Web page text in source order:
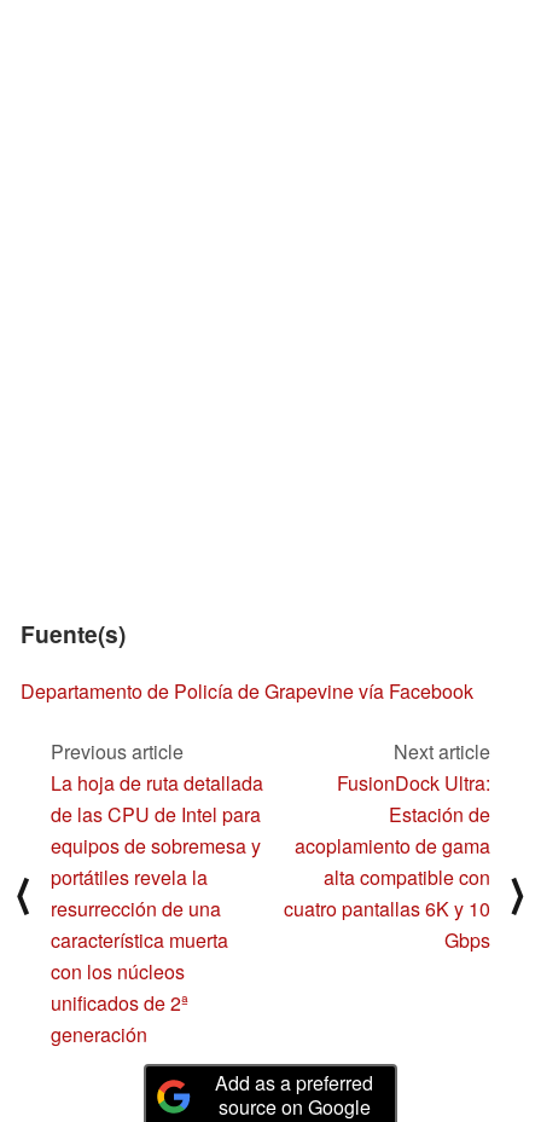
Fuente(s)
Departamento de Policía de Grapevine vía Facebook
⟨
Previous article
La hoja de ruta detallada
de las CPU de Intel para
equipos de sobremesa y
portátiles revela la
resurrección de una
característica muerta
con los núcleos
unificados de 2ª
generación
Next article
FusionDock Ultra:
Estación de
acoplamiento de gama
alta compatible con
cuatro pantallas 6K y 10
Gbps
⟩
Add as a preferred
source on Google